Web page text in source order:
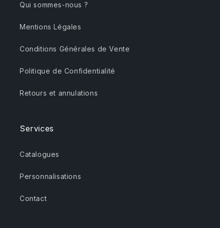
Qui sommes-nous ?
Mentions Légales
Conditions Générales de Vente
Politique de Confidentialité
Retours et annulations
Services
Catalogues
Personnalisations
Contact